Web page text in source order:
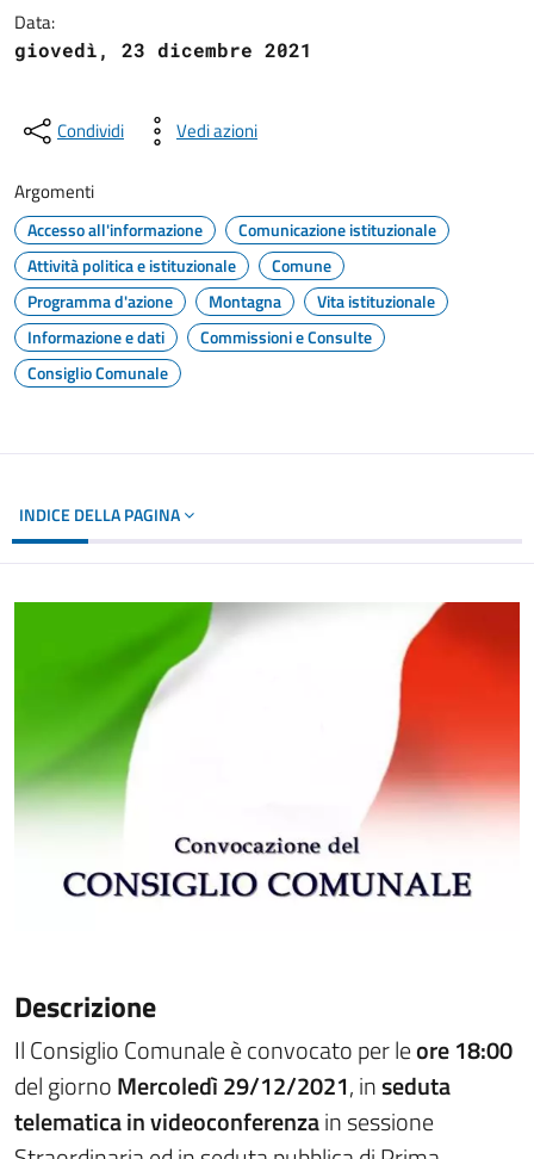
Data:
giovedì, 23 dicembre 2021
Condividi Vedi azioni
Argomenti
Accesso all'informazione
Comunicazione istituzionale
Attività politica e istituzionale
Comune
Programma d'azione
Montagna
Vita istituzionale
Informazione e dati
Commissioni e Consulte
Consiglio Comunale
INDICE DELLA PAGINA
Descrizione
Il Consiglio Comunale è convocato per leore 18:00
del giornoMercoledì 29/12/2021, inseduta
telematicain videoconferenzain sessione